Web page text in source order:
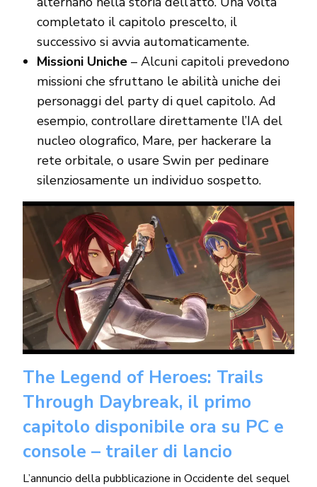
completato il capitolo prescelto, il
successivo si avvia automaticamente.
Missioni Uniche– Alcuni capitoli prevedono
missioni che sfruttano le abilità uniche dei
personaggi del party di quel capitolo. Ad
esempio, controllare direttamente l’IA del
nucleo olografico, Mare, per hackerare la
rete orbitale, o usare Swin per pedinare
silenziosamente un individuo sospetto.
The Legend of Heroes: Trails
Through Daybreak, il primo
capitolo disponibile ora su PC e
console – trailer di lancio
L’annuncio della pubblicazione in Occidente del sequel